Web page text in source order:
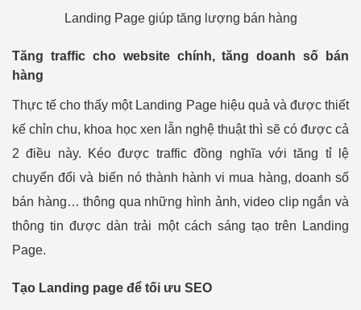
Landing Page giúp tăng lượng bán hàng
Tăng traffic cho website chính, tăng doanh số bán
hàng
Thực tế cho thấy một Landing Page hiệu quả và được thiết
kế chỉn chu, khoa học xen lẫn nghệ thuật thì sẽ có được cả
2 điều này. Kéo được traffic đồng nghĩa với tăng tỉ lệ
chuyển đổi và biến nó thành hành vi mua hàng, doanh số
bán hàng… thông qua những hình ảnh, video clip ngắn và
thông tin được dàn trải một cách sáng tạo trên Landing
Page.
Tạo Landing page để tối ưu SEO